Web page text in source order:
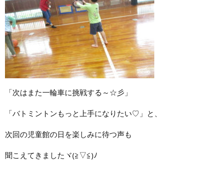
「次はまた一輪車に挑戦する～☆彡」
「バトミントンもっと上手になりたい♡」と、
次回の児童館の日を楽しみに待つ声も
聞こえてきましたヾ(≧▽≦)ﾉ